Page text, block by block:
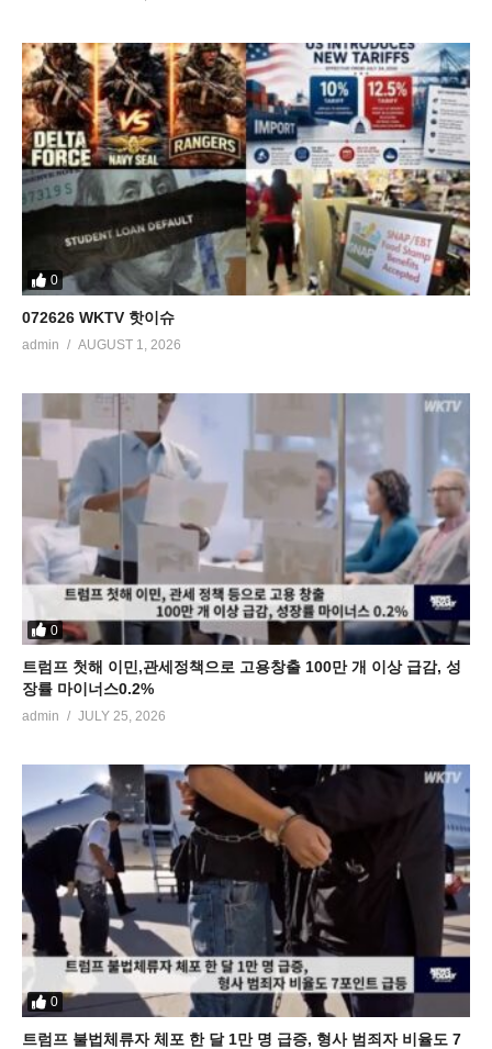
0
072626 WKTV 핫이슈
admin AUGUST 1, 2026
0
트럼프 첫해 이민,관세정책으로 고용창출 100만 개 이상 급감, 성
장률 마이너스0.2%
admin JULY 25, 2026
0
트럼프 불법체류자 체포 한 달 1만 명 급증, 형사 범죄자 비율도 7